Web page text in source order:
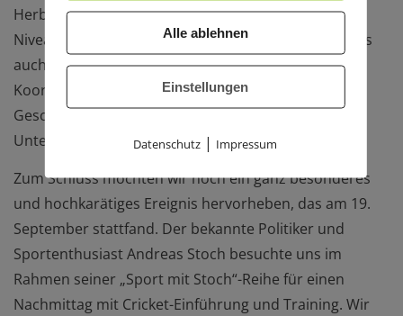
Herbstferien zwei Tage lang Cricket auf höchstem
Niveau und wollten noch viel mehr. Wir möchten uns
auch bei Sara Heuser für ihre
Koordinationsunterstützung sowie beim TSG-
Geschäftsstellenteam für ihre fortlaufende
Unterstützung bedanken.
Zum Schluss möchten wir noch ein ganz besonderes
und hochkarätiges Ereignis hervorheben, das am 19.
September stattfand. Der bekannte Politiker und
Sportenthusiast Andreas Stoch besuchte uns im
Rahmen seiner „Sport mit Stoch“-Reihe für einen
Nachmittag mit Cricket-Einführung und Training. Wir
Alle ablehnen
Einstellungen
Datenschutz | Impressum